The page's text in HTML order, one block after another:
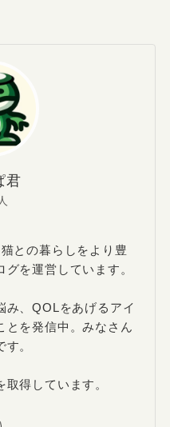
君
との暮らしをより豊
を運営しています。
み、QOLをあげるアイ
とを発信中。みなさん
。
得しています。